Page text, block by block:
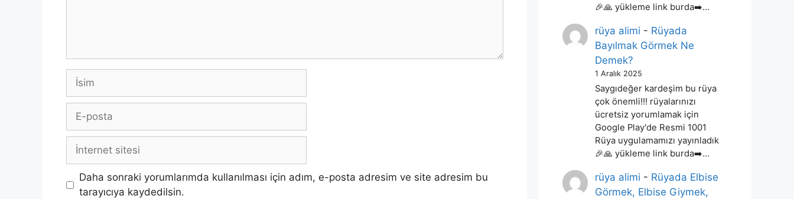
İsim
posta
İnternet
Daha sonraki yorumlarımda kullanılması için adım, e-posta adresim ve site adresim bu
tarayıcıya kaydedilsin.
🎉🙏 yükleme link burda➡️…
rüya alimi - Rüyada
Bayılmak Görmek Ne
Demek?
1 Aralık 2025
Saygıdeğer kardeşim bu rüya
çok önemli!!! rüyalarınızı
ücretsiz yorumlamak için
Google Play'de Resmi 1001
Rüya uygulamamızı yayınladık
🎉🙏 yükleme link burda➡️…
rüya alimi - Rüyada Elbise
Görmek, Elbise Giymek,